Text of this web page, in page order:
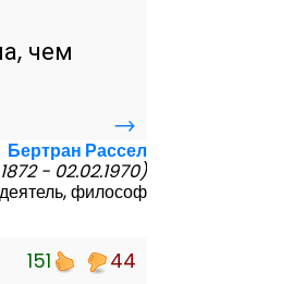
чем
→
Бертран Рассел
- 02.02.1970)
философ
151 44